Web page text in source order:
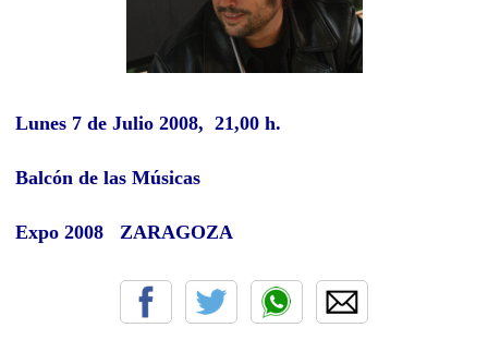
Lunes 7 de Julio 2008, 21,00 h.
Balcón de las Músicas
Expo 2008 ZARAGOZA